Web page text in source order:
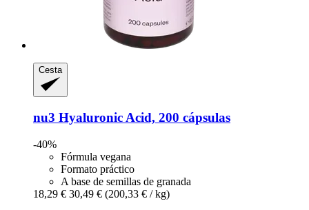
Cesta
nu3 Hyaluronic Acid, 200 cápsulas
-40%
Fórmula vegana
Formato práctico
A base de semillas de granada
18,29 € 30,49 € (200,33 € / kg)